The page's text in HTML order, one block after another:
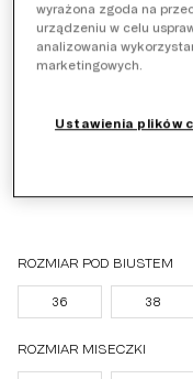
3 = -10% Szczegóły
ROZMIAR POD BIUSTEM
36 38
ROZMIAR MISECZKI
wyrażona zgoda na
urządzeniu w celu
analizowania
marketingowych.
Ustawienia plików